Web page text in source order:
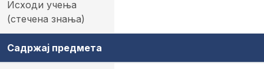
Исходи учења
(стечена знања)
Садржај предмета